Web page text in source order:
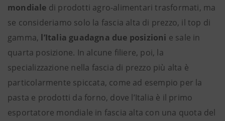
mondiale di prodotti agro-alimentari trasformati, ma
se consideriamo solo la fascia alta di prezzo, il top di
gamma, l’Italia guadagna due posizioni e sale in
quarta posizione. In alcune filiere, poi, la
specializzazione nella fascia di prezzo più alta è
particolarmente spiccata, come ad esempio per la
pasta e prodotti da forno, dove l’Italia è il primo
esportatore mondiale in fascia alta con una quota del